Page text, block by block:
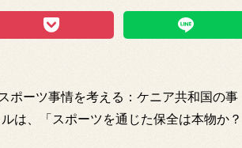
ポーツ事情を考える：ケニア共和国の事
は、「スポーツを通じた保全は本物か？